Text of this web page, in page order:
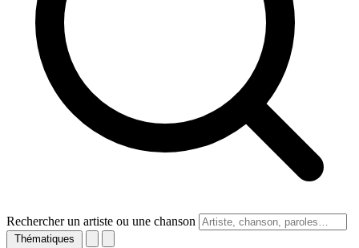
Rechercher un artiste ou une chanson
Thématiques